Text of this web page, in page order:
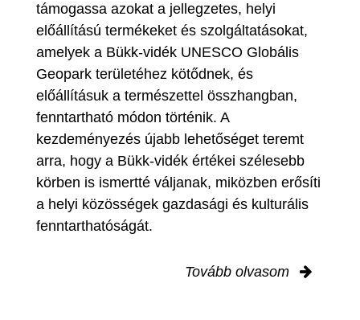
támogassa azokat a jellegzetes, helyi
előállítású termékeket és szolgáltatásokat,
amelyek a Bükk-vidék UNESCO Globális
Geopark területéhez kötődnek, és
előállításuk a természettel összhangban,
fenntartható módon történik. A
kezdeményezés újabb lehetőséget teremt
arra, hogy a Bükk-vidék értékei szélesebb
körben is ismertté váljanak, miközben erősíti
a helyi közösségek gazdasági és kulturális
fenntarthatóságát.
Tovább olvasom